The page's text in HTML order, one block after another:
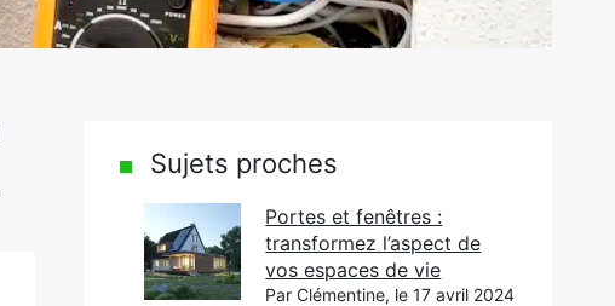
Sujets proches
Portes et fenêtres :
transformez l’aspect de
vos espaces de vie
Par Clémentine, le 17 avril 2024